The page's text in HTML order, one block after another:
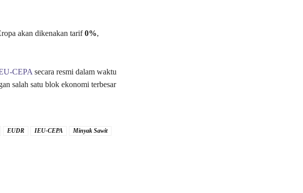
akan dikenakan tarif0%,
CEPA secara resmi dalam waktu
salah satu blok ekonomi terbesar
EUDR IEU-CEPA
Minyak Sawit